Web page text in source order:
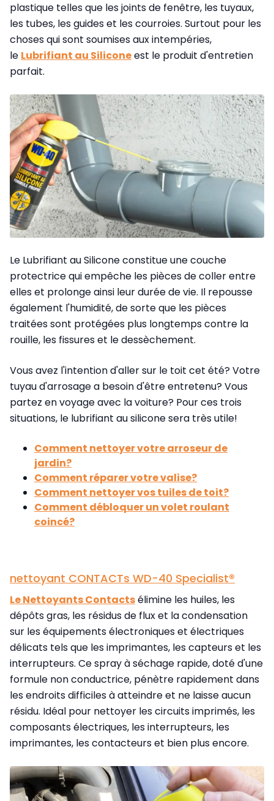
plastique telles que les joints de fenêtre, les tuyaux,
les tubes, les guides et les courroies. Surtout pour les
choses qui sont soumises aux intempéries,
le Lubrifiant au Siliconeest le produit d'entretien
parfait.
Le Lubrifiant au Silicone constitue une couche
protectrice qui empêche les pièces de coller entre
elles et prolonge ainsi leur durée de vie. Il repousse
également l'humidité, de sorte que les pièces
traitées sont protégées plus longtemps contre la
rouille, les fissures et le dessèchement.
Vous avez l'intention d'aller sur le toit cet été? Votre
tuyau d'arrosage a besoin d'être entretenu? Vous
partez en voyage avec la voiture? Pour ces trois
situations, le lubrifiant au silicone sera très utile!
Comment nettoyer votre arroseur de
jardin?
Comment réparer votre valise?
Comment nettoyer vos tuiles de toit?
Comment débloquer un volet roulant
coincé?
nettoyant CONTACTs WD-40 Specialist®
Le Nettoyants Contactsélimine les huiles, les
dépôts gras, les résidus de flux et la condensation
sur les équipements électroniques et électriques
délicats tels que les imprimantes, les capteurs et les
interrupteurs. Ce spray à séchage rapide, doté d'une
formule non conductrice, pénètre rapidement dans
les endroits difficiles à atteindre et ne laisse aucun
résidu. Idéal pour nettoyer les circuits imprimés, les
composants électriques, les interrupteurs, les
imprimantes, les contacteurs et bien plus encore.